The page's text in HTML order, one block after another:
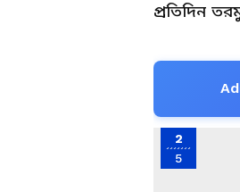
প্রতিদিন
2
5